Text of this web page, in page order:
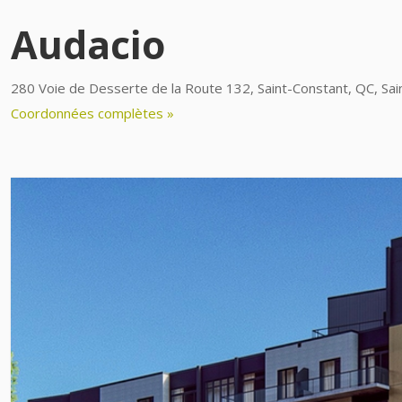
Audacio
280 Voie de Desserte de la Route 132, Saint-Constant, QC,
Coordonnées complètes »